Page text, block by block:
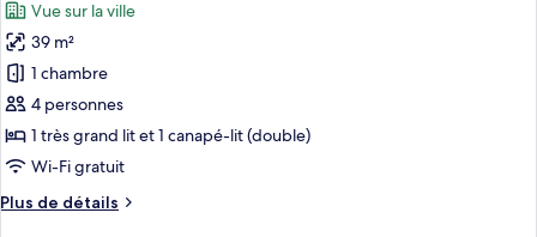
Appartement
Supérieur
les
photos
pour
ce
type
de
chambre :
Appartement
Vue sur la ville
39 m²
1 chambre
4 personnes
1 très grand lit et 1 canapé-lit (double)
Wi-Fi gratuit
Plus de détails
Plus